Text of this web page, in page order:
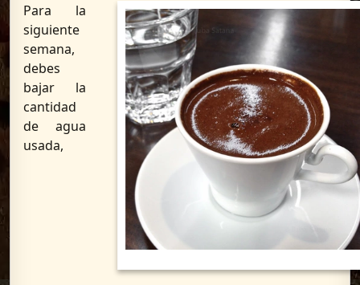
Para la
siguiente
semana,
debes
bajar la
cantidad
de agua
usada,